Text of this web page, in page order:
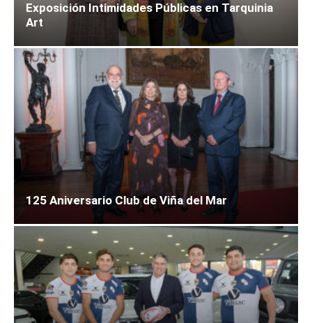
Exposición Intimidades Públicas en Tarquinia
Art
125 Aniversario Club de Viña del Mar